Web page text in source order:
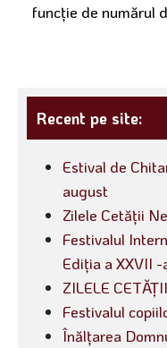
funcţie de numărul
Recent pe site:
Estival de
august
Zilele Cetății
Festivalul
Ediția a XXVII -
ZILELE
Festivalul
Înălțarea